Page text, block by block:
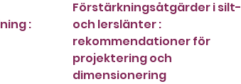
:
Förstärkningsåtgärder i silt-
och lerslänter :
rekommendationer för
projektering och
dimensionering